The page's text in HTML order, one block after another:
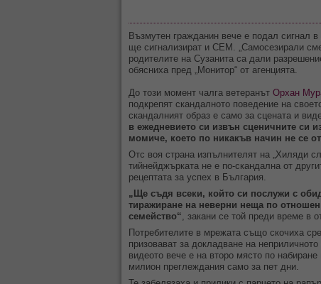
Възмутен гражданин вече е подал сигнал
ще сигнализират и СЕМ. „Самосезирали
родителите на Сузанита са дали
обясниха пред „Монитор“ от агенцията.
До този момент чалга ветеранът Орхан
подкрепят скандалното поведение на
скандалният образ е само за сцената и
в ежедневието си извън сценичните си
момиче, което по никакъв начин не се
Отс воя страна изпълнителят на „Хиляди
тийнейджърката не е по-скандална от
рецептата за успех в България.
„Ще съдя всеки, който си послужи с
тиражиране на неверни неща по
семейство“, закани се той преди време в
Потребителите в мрежата също скочиха
призовават за докладване на
видеото вече е на второ място по
милион преглеждания само за пет дни.